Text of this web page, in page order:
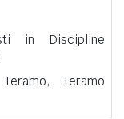
in Discipline
Teramo